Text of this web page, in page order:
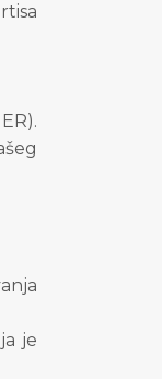
je